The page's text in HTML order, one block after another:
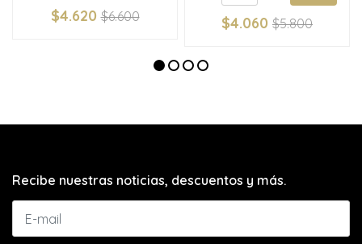
$4.620 $6.600 $4.060 $5.800
Recibe nuestras noticias, descuentos y más.